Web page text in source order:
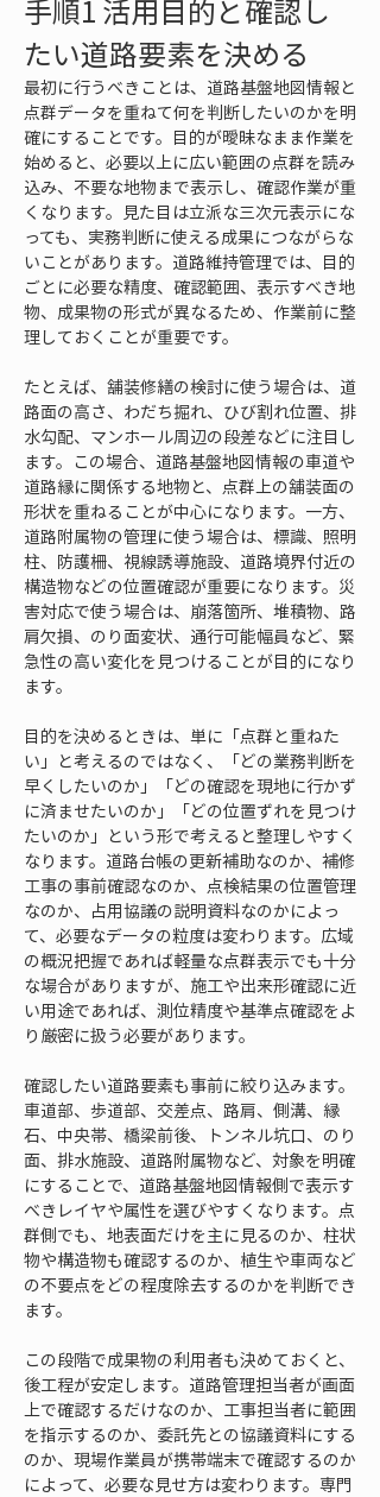
手順1 活用目的と確認し
たい道路要素を決める
最初に行うべきことは、道路基盤地図情報と
点群データを重ねて何を判断したいのかを明
確にすることです。目的が曖昧なまま作業を
始めると、必要以上に広い範囲の点群を読み
込み、不要な地物まで表示し、確認作業が重
くなります。見た目は立派な三次元表示にな
っても、実務判断に使える成果につながらな
いことがあります。道路維持管理では、目的
ごとに必要な精度、確認範囲、表示すべき地
物、成果物の形式が異なるため、作業前に整
理しておくことが重要です。
たとえば、舗装修繕の検討に使う場合は、道
路面の高さ、わだち掘れ、ひび割れ位置、排
水勾配、マンホール周辺の段差などに注目し
ます。この場合、道路基盤地図情報の車道や
道路縁に関係する地物と、点群上の舗装面の
形状を重ねることが中心になります。一方、
道路附属物の管理に使う場合は、標識、照明
柱、防護柵、視線誘導施設、道路境界付近の
構造物などの位置確認が重要になります。災
害対応で使う場合は、崩落箇所、堆積物、路
肩欠損、のり面変状、通行可能幅員など、緊
急性の高い変化を見つけることが目的になり
ます。
目的を決めるときは、単に「点群と重ねた
い」と考えるのではなく、「どの業務判断を
早くしたいのか」「どの確認を現地に行かず
に済ませたいのか」「どの位置ずれを見つけ
たいのか」という形で考えると整理しやすく
なります。道路台帳の更新補助なのか、補修
工事の事前確認なのか、点検結果の位置管理
なのか、占用協議の説明資料なのかによっ
て、必要なデータの粒度は変わります。広域
の概況把握であれば軽量な点群表示でも十分
な場合がありますが、施工や出来形確認に近
い用途であれば、測位精度や基準点確認をよ
り厳密に扱う必要があります。
確認したい道路要素も事前に絞り込みます。
車道部、歩道部、交差点、路肩、側溝、縁
石、中央帯、橋梁前後、トンネル坑口、のり
面、排水施設、道路附属物など、対象を明確
にすることで、道路基盤地図情報側で表示す
べきレイヤや属性を選びやすくなります。点
群側でも、地表面だけを主に見るのか、柱状
物や構造物も確認するのか、植生や車両など
の不要点をどの程度除去するのかを判断でき
ます。
この段階で成果物の利用者も決めておくと、
後工程が安定します。道路管理担当者が画面
上で確認するだけなのか、工事担当者に範囲
を指示するのか、委託先との協議資料にする
のか、現場作業員が携帯端末で確認するのか
によって、必要な見せ方は変わります。専門